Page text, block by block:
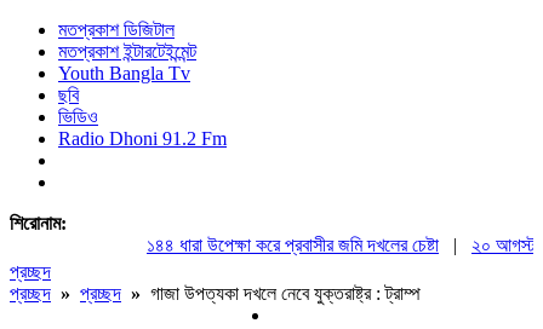
মতপ্রকাশ ডিজিটাল
মতপ্রকাশ ইন্টারটেইন্মেন্ট
Youth Bangla Tv
ছবি
ভিডিও
Radio Dhoni 91.2 Fm
শিরোনাম:
১৪৪ ধারা উপেক্ষা করে প্রবাসীর জমি দখলের চেষ্টা|
২০ আগস্ট
প্রচ্ছদ
প্রচ্ছদ » প্রচ্ছদ » গাজা উপত্যকা দখলে নেবে যুক্তরাষ্ট্র : ট্রাম্প